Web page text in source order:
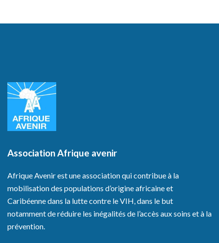
Association Afrique avenir
Afrique Avenir est une association qui contribue à la
mobilisation des populations d’origine africaine et
Caribéenne dans la lutte contre le VIH, dans le but
notamment de réduire les inégalités de l’accès aux soins et à la
prévention.